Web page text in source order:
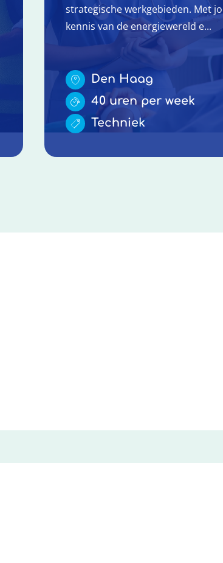
strategische werkgebieden. Met
kennis van de energiewereld e...
Den Haag
40 uren per week
Techniek